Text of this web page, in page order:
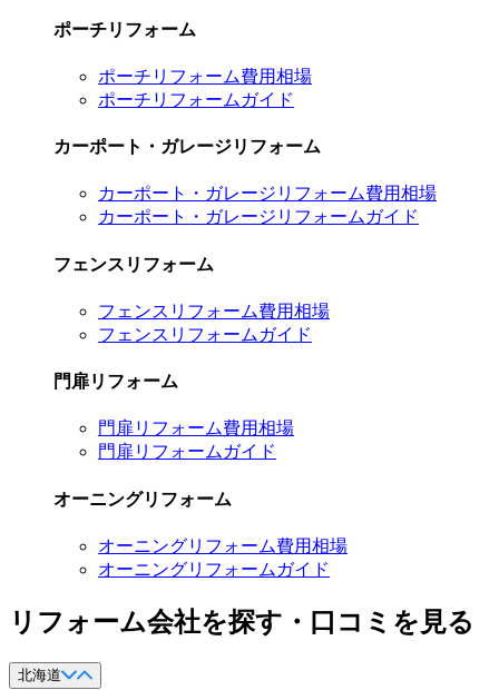
ポーチリフォーム
ポーチリフォーム費用相場
ポーチリフォームガイド
カーポート・ガレージリフォーム
カーポート・ガレージリフォーム費用相場
カーポート・ガレージリフォームガイド
フェンスリフォーム
フェンスリフォーム費用相場
フェンスリフォームガイド
門扉リフォーム
門扉リフォーム費用相場
門扉リフォームガイド
オーニングリフォーム
オーニングリフォーム費用相場
オーニングリフォームガイド
リフォーム会社を探す・口コミを見る
北海道